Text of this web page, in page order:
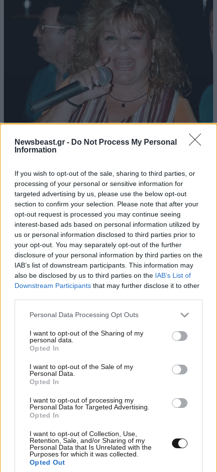
Newsbeast.gr - Do Not Process My Personal
Information
If you wish to opt-out of the sale, sharing to third parties, or
processing of your personal or sensitive information for
targeted advertising by us, please use the below opt-out
section to confirm your selection. Please note that after your
opt-out request is processed you may continue seeing
interest-based ads based on personal information utilized by
us or personal information disclosed to third parties prior to
your opt-out. You may separately opt-out of the further
disclosure of your personal information by third parties on the
IAB’s list of downstream participants. This information may
also be disclosed by us to third parties on the IAB’s List of
Downstream Participants that may further disclose it to other
Please note that this website/app uses one or more Google
not limited to your visit or usage behaviour. You may click to
grant or deny consent to Google and its third-party tags to
use your data for below specified purposes in below Google
consent section.
Personal Data Processing Opt Outs
I want to opt-out of the Sharing of my
personal data.
Opted In
I want to opt-out of the Sale of my
Personal Data.
Opted In
I want to opt-out of processing my
Personal Data for Targeted Advertising.
Opted In
I want to opt-out of Collection, Use,
Retention, Sale, and/or Sharing of my
Personal Data that Is Unrelated with the
Purposes for which it was collected.
Opted Out
Σαν σήμερα 6 Αυγούστου: Πεθαίνει η Ρίτα